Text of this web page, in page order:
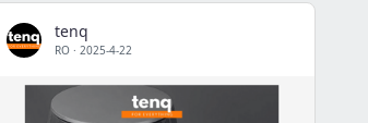
tenq
RO · 2025-4-22